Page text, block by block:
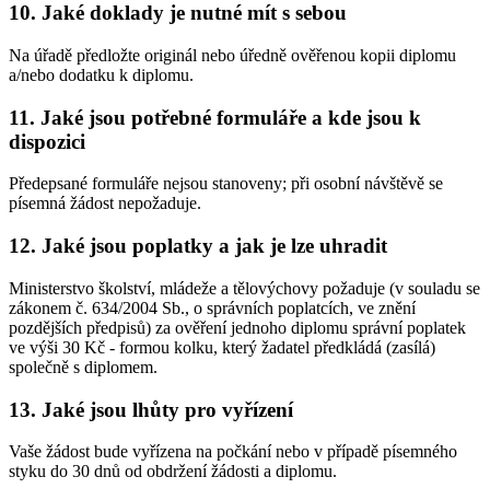
10. Jaké doklady je nutné mít s sebou
Na úřadě předložte originál nebo úředně ověřenou kopii diplomu
a/nebo dodatku k diplomu.
11. Jaké jsou potřebné formuláře a kde jsou k
dispozici
Předepsané formuláře nejsou stanoveny; při osobní návštěvě se
písemná žádost nepožaduje.
12. Jaké jsou poplatky a jak je lze uhradit
Ministerstvo školství, mládeže a tělovýchovy požaduje (v souladu se
zákonem č. 634/2004 Sb., o správních poplatcích, ve znění
pozdějších předpisů) za ověření jednoho diplomu správní poplatek
ve výši 30 Kč - formou kolku, který žadatel předkládá (zasílá)
společně s diplomem.
13. Jaké jsou lhůty pro vyřízení
Vaše žádost bude vyřízena na počkání nebo v případě písemného
styku do 30 dnů od obdržení žádosti a diplomu.